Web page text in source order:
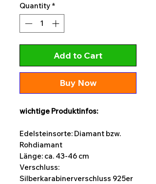
Quantity *
Add to Cart
Buy Now
wichtige Produktinfos:
Edelsteinsorte: Diamant bzw.
Rohdiamant
Länge: ca. 43-46 cm
Verschluss:
Silberkarabinerverschluss 925er